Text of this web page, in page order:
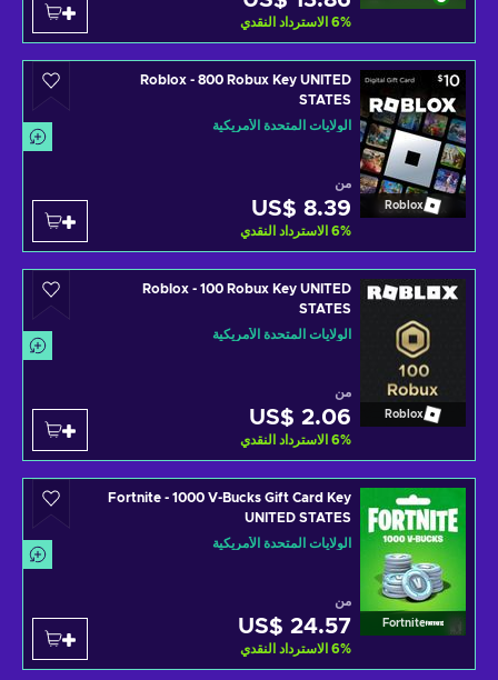
6% الاسترداد النقدي
Roblox
Roblox - 800 Robux Key UNITED
STATES
الولايات المتحدة الأمريكية
من
US$ 8.39
6% الاسترداد النقدي
Roblox
Roblox - 100 Robux Key UNITED
STATES
الولايات المتحدة الأمريكية
من
US$ 2.06
6% الاسترداد النقدي
Fortnite
Fortnite - 1000 V-Bucks Gift Card Key
UNITED STATES
الولايات المتحدة الأمريكية
من
US$ 24.57
6% الاسترداد النقدي